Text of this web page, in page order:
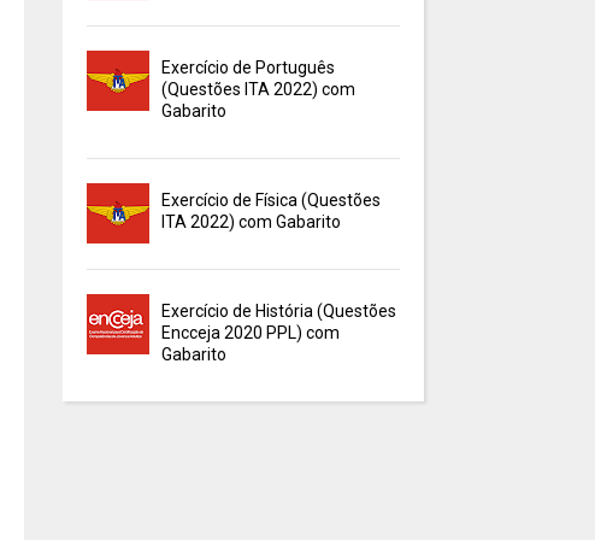
Exercício de Português
(Questões ITA 2022) com
Gabarito
Exercício de Física (Questões
ITA 2022) com Gabarito
Exercício de História (Questões
Encceja 2020 PPL) com
Gabarito